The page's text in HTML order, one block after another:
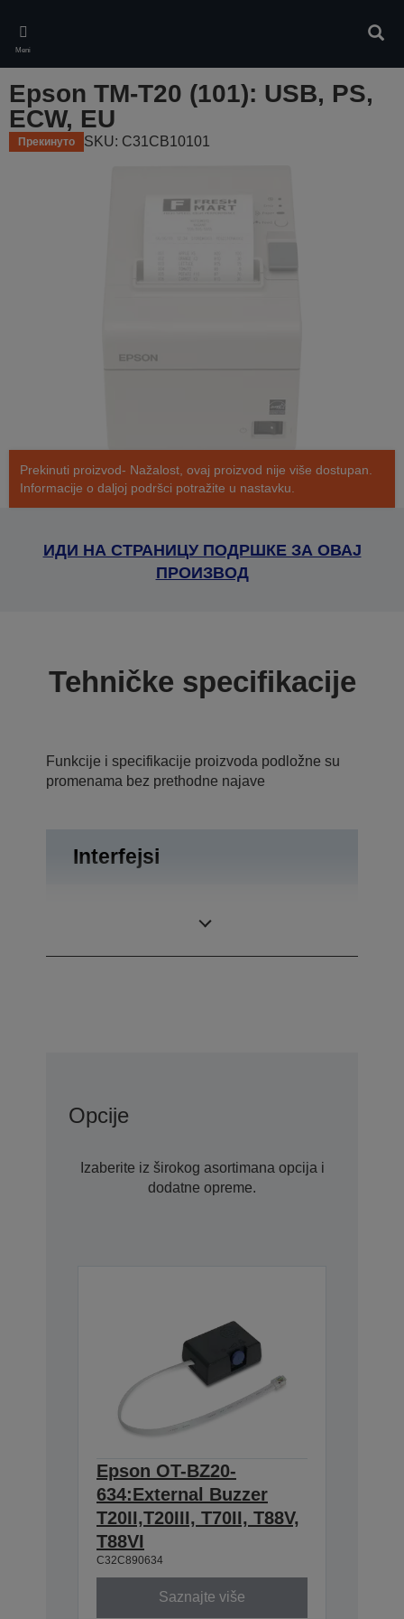
main
content
Meni
Epson TM-T20 (101): USB, PS,
ECW, EU
Прекинуто SKU: C31CB10101
Prekinuti proizvod- Nažalost, ovaj proizvod nije više dostupan.
Informacije o daljoj podršci potražite u nastavku.
ИДИ НА СТРАНИЦУ ПОДРШКЕ ЗА ОВАЈ
ПРОИЗВОД
Tehničke specifikacije
Funkcije i specifikacije proizvoda podložne su
promenama bez prethodne najave
Interfejsi
Opcije
Izaberite iz širokog asortimana opcija i
dodatne opreme.
Epson OT-BZ20-
634:External Buzzer
T20II,T20III, T70II, T88V,
T88VI
C32C890634
Saznajte više